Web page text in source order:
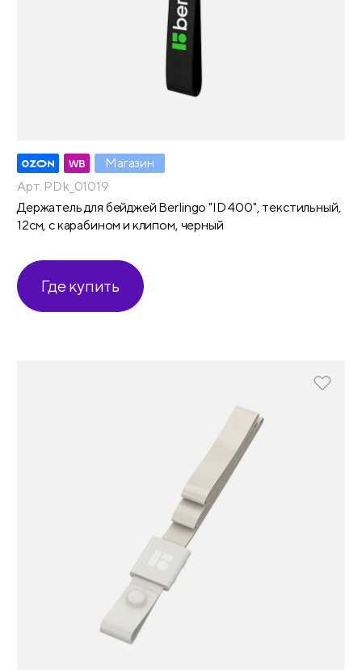
Магазин
Арт. PDk_01019
Держатель для бейджей Berlingo "ID 400", текстильный,
12см, с карабином и клипом, черный
Где купить